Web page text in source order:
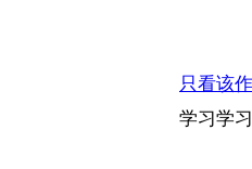
只看该
学习学